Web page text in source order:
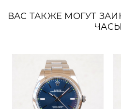
ВАС ТАКЖЕ МОГУТ
ЧАСЫ